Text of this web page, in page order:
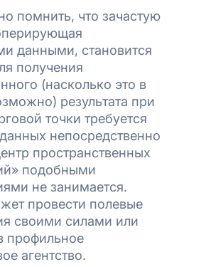
помнить, что зачастую
данными, становится
получения
(насколько это в
результата при
точки требуется
непосредственно
пространственных
подобными
не занимается.
провести полевые
своими силами или
профильное
агентство.